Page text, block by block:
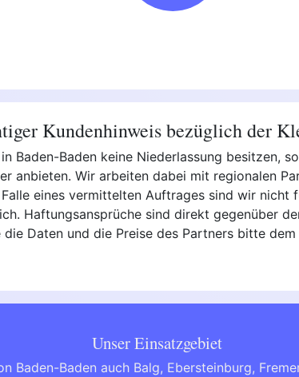
Kundenhinweis bezüglich der
Baden-Baden keine Niederlassung besitzen,
anbieten. Wir arbeiten dabei mit regionalen
eines vermittelten Auftrages sind wir nicht
Haftungsansprüche sind direkt gegenüber
Daten und die Preise des Partners bitte
Unser Einsatzgebiet
Baden-Baden auch Balg, Ebersteinburg,